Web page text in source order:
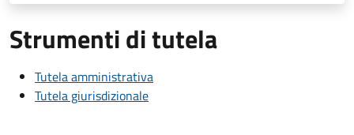
Strumenti di tutela
Tutela amministrativa
Tutela giurisdizionale